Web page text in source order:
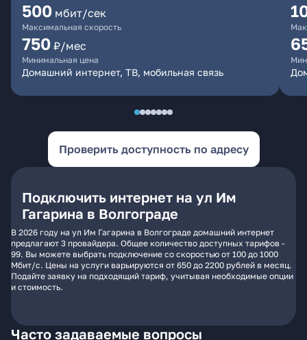
500 мбит/сек
Максимальная скорость
750 ₽/мес
Минимальная цена
Домашний интернет, ТВ, мобильная связь
Проверить доступность по адресу
Подключить интернет на ул Им
Гагарина в Волгограде
В 2026 году на ул Им Гагарина в Волгограде домашний интернет
предлагают 3 провайдера. Общее количество доступных тарифов -
99. Вы можете выбрать подключение со скоростью от 100 до 1000
Мбит/с. Цены на услуги варьируются от 650 до 2200 рублей в месяц.
Подайте заявку на подходящий тариф, учитывая необходимые опции
и стоимость.
Часто задаваемые вопросы